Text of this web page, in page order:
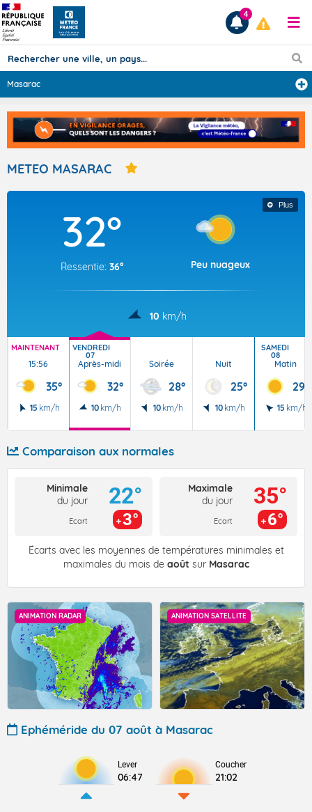
Prévisions
TOUS LES RÉSULTATS
Articles
4
Masarac
METEO MASARAC
Plus
32°
Ressentie: 36° Peu nuageux
10 km/h
MAINTENANT
15:56
35°
15 km/h
VENDREDI
07
Après-midi
32°
10 km/h
Soirée
28°
10 km/h
Nuit
25°
10 km/h
SAMEDI
08
Matin
29°
15 km/h
Comparaison aux normales
Minimale
du jour
Ecart
22°
3°
Maximale
du jour
Ecart
35°
6°
Écarts avec les moyennes de températures minimales et
maximales du mois de août sur Masarac
ANIMATION RADAR ANIMATION SATELLITE
Ephéméride du 07 août à Masarac
Lever
06:47
Coucher
21:02